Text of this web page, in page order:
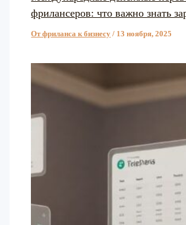
фрилансеров: что важно знать
От фриланса к бизнесу / 13 ноября, 2025